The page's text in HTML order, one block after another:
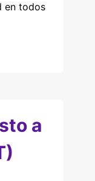
en todos
a